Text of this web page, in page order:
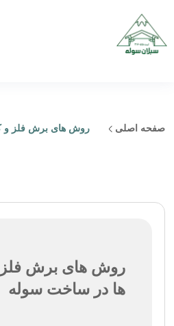
صفحه اصلی روش های برش فلز و
روش های برش فلز
ها در ساخت سوله